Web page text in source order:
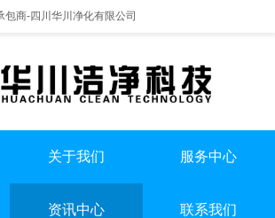
包商-四川华川净化有限公司
体解决方案
关于我们 服务中心
手术室净化装修
资讯中心 联系我们